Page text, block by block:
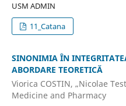
USM ADMIN
11_Catana
SINONIMIA ÎN
ABORDARE TEORETICĂ
Viorica COSTIN, „Nicolae
Medicine and Pharmacy